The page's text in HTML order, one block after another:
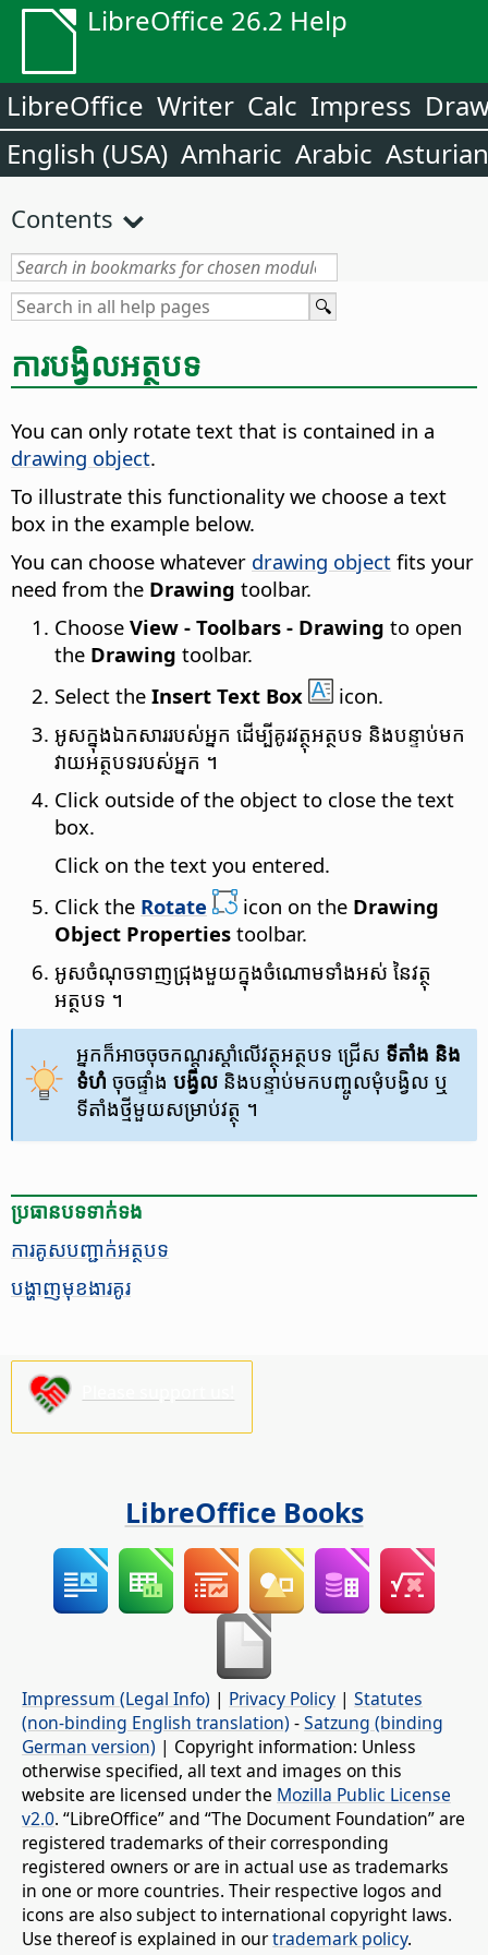
LibreOffice 26.2 Help
LibreOffice Writer Calc Impress
English (USA) Amharic Arabic Asturian
Contents
ការ​បង្វិល​អត្ថបទ
You can only rotate text that is contained in a
drawing object.
To illustrate this functionality we choose a text
box in the example below.
You can choose whatever drawing object fits your
need from the Drawing toolbar.
Choose View - Toolbars - Drawing to open
the Drawing toolbar.
Select the Insert Text Box
icon.
អូស​ក្នុង​ឯកសារ​របស់​អ្នក ដើម្បី​គូរ​វត្ថុ​អត្ថបទ និង​​បន្ទាប់​មក​​
វាយ​អត្ថបទ​របស់​អ្នក ។
Click outside of the object to close the text
box.
Click on the text you entered.
Click the Rotate icon on the Drawing
Object Properties toolbar.
អូស​ចំណុច​ទាញ​ជ្រុង​មួយ​ក្នុង​ចំណោម​ទាំងអស់ នៃ​វត្ថុ​
អត្ថបទ ។
អ្នក​ក៏​អាច​ចុច​កណ្តុរ​ស្តាំ​លើ​វត្ថុ​អត្ថបទ ជ្រើស ទីតាំង និង
ទំហំ ចុច​ផ្ទាំង បង្វិលនិង​បន្ទាប់​មក​​​បញ្ចូល​មុំ​បង្វិល ឬ​
ទីតាំង​ថ្មី​មួយ​សម្រាប់​វត្ថុ ។
ប្រធានបទ​ទាក់ទង
ការ​គូស​បញ្ជាក់​អត្ថបទ
បង្ហាញ​មុខ​ងារ​គូរ​​
LibreOffice Books
Impressum (Legal Info) | Privacy Policy | Statutes
(non-binding English translation) -Satzung (binding
German version) | Copyright information: Unless
otherwise specified, all text and images on this
website are licensed under the Mozilla Public License
v2.0. “LibreOffice” and “The Document Foundation” are
registered trademarks of their corresponding
registered owners or are in actual use as trademarks
in one or more countries. Their respective logos and
icons are also subject to international copyright laws.
Use thereof is explained in ourtrademark policy.